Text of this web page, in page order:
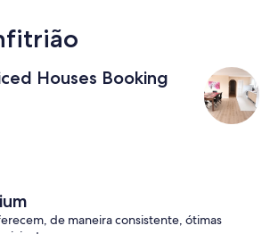
Houses Booking
de maneira consistente, ótimas